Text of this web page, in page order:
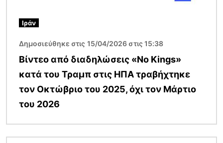
Ιράν
Δημοσιεύθηκε στις 15/04/2026 στις 15:38
Βίντεο από διαδηλώσεις «No Kings»
κατά του Τραμπ στις ΗΠΑ τραβήχτηκε
τον Οκτώβριο του 2025, όχι τον Μάρτιο
του 2026